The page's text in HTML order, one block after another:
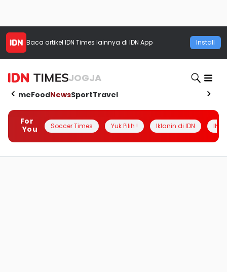
Baca artikel IDN Times lainnya di IDN App Install
JOGJA
HomeFoodNewsSportTravel
For
You
Soccer Times Yuk Pilih ! Iklanin di IDN